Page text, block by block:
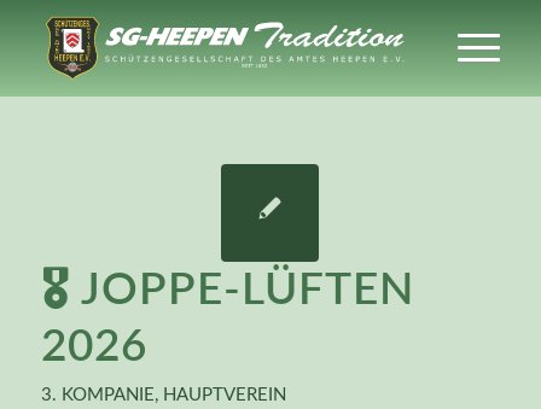
🎖️ JOPPE-LÜFTEN
2026
3. KOMPANIE, HAUPTVEREIN